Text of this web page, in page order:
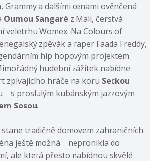
Grammy a dalšími cenami ověnčená
Oumou Sangaré z Mali, čerstvá
Womex. Na Colours of
zpěvák a raper Faada Freddy,
hip hopovým projektem
hudební zážitek nabídne
hráče na koru Seckou
s proslulým kubánským jazzovým
Sosou.
tradičně domovem zahraničních
ještě možná nepronikla do
ale která přesto nabídnou skvělé